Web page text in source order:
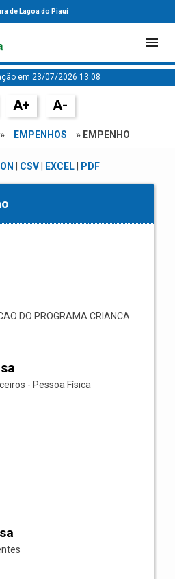
de Lagoa do Piauí
em 23/07/2026 13:08
A+ A-
» EMPENHOS » EMPENHO
CSV| EXCEL| PDF
DO PROGRAMA CRIANCA
- Pessoa Física